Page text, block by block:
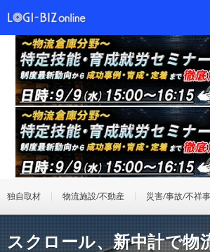
独自取材 物流施設/不動産 災害/事故/不祥事
スクロール、新中計で物